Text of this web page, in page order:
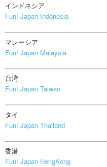
インドネシア
Fun! Japan Indonesia
マレーシア
Fun! Japan Malaysia
台湾
Fun! Japan Taiwan
タイ
Fun! Japan Thailand
香港
Fun! Japan HongKong